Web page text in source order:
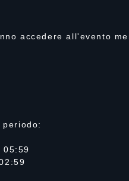
accedere all'evento
05:59